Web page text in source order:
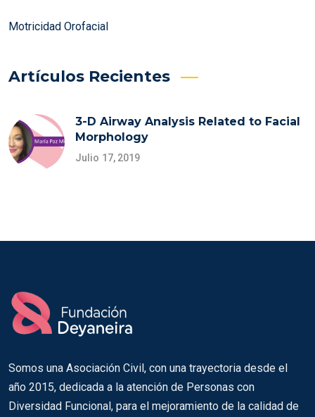
Motricidad Orofacial
Artículos Recientes
3-D Airway Analysis Related to Facial
Morphology
Julio 17, 2019
Somos una Asociación Civil, con una trayectoria desde el
año 2015, dedicada a la atención de Personas con
Diversidad Funcional, para el mejoramiento de la calidad de